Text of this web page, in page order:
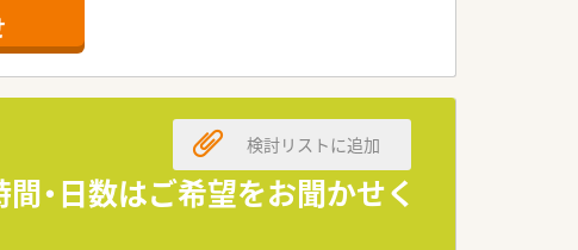
院医療が必要な方のために療養環境を整
・日数はご希望をお聞かせく
検討リストに追加